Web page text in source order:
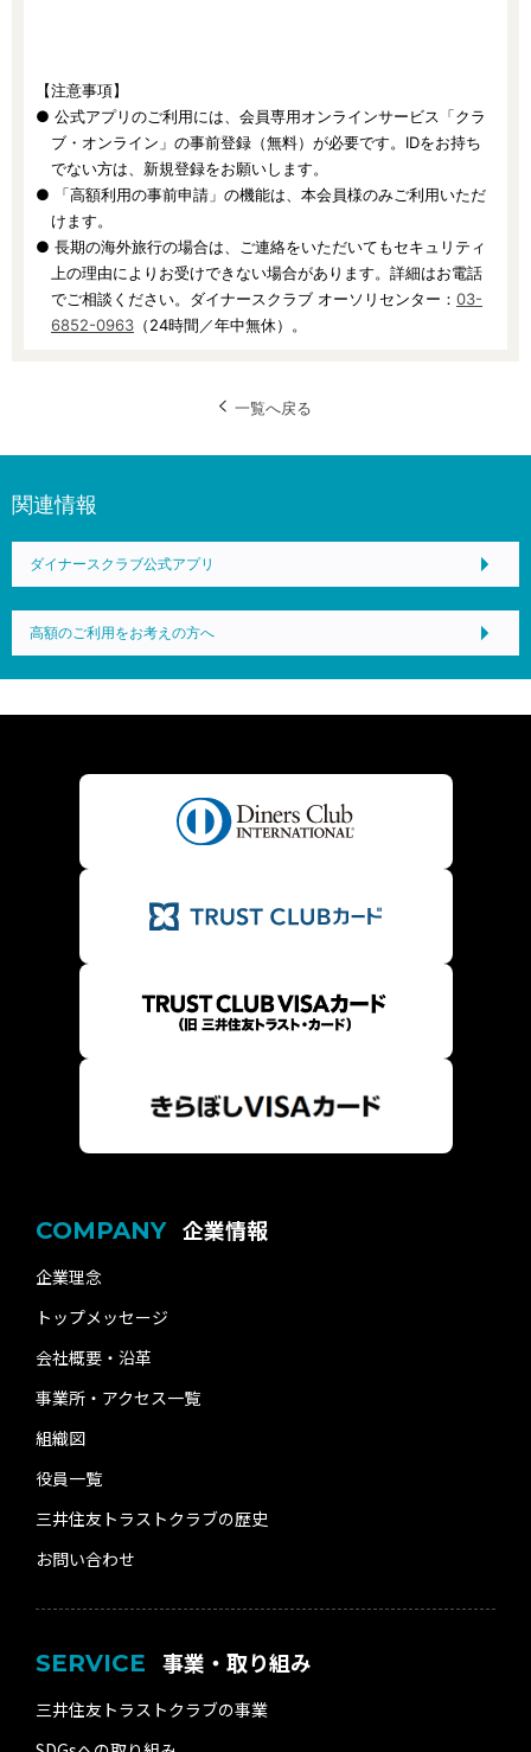
【注意事項】
● 公式アプリのご利用には、会員専用オンラインサービス「クラ
ブ・オンライン」の事前登録（無料）が必要です。IDをお持ち
でない方は、新規登録をお願いします。
● 「高額利用の事前申請」の機能は、本会員様のみご利用いただ
けます。
● 長期の海外旅行の場合は、ご連絡をいただいてもセキュリティ
上の理由によりお受けできない場合があります。詳細はお電話
でご相談ください。ダイナースクラブ オーソリセンター： 03-
6852-0963 （24時間／年中無休）。
一覧へ戻る
関連情報
ダイナースクラブ公式アプリ
高額のご利用をお考えの方へ
COMPANY 企業情報
企業理念
トップメッセージ
会社概要・沿革
事業所・アクセス一覧
組織図
役員一覧
三井住友トラストクラブの歴史
お問い合わせ
SERVICE 事業・取り組み
三井住友トラストクラブの事業